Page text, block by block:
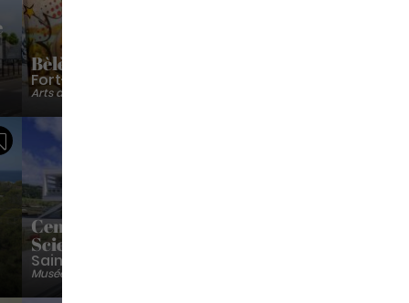
Bèlè An Wout
Fort-De-France
Arts du spectacle
Centre De Decouverte Des
Sciences De La Terre
Saint-Pierre
Musées